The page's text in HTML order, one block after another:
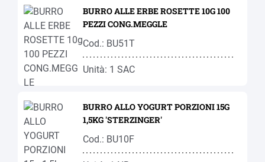
BURRO ALLE ERBE ROSETTE 10G 100
PEZZI CONG.MEGGLE
Cod.: BU51T
Unità: 1 SAC
BURRO ALLO YOGURT PORZIONI 15G
1,5KG 'STERZINGER'
Cod.: BU10F